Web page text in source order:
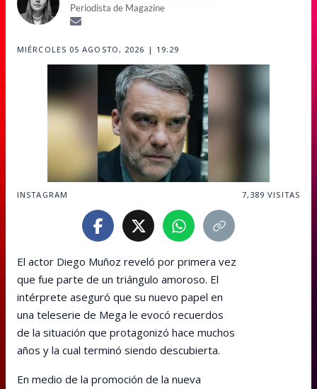
Periodista de Magazine
MIÉRCOLES 05 AGOSTO, 2026 | 19:29
INSTAGRAM 7,389 VISITAS
El actor Diego Muñoz reveló por primera vez
que fue parte de un triángulo amoroso. El
intérprete aseguró que su nuevo papel en
una teleserie de Mega le evocó recuerdos
de la situación que protagonizó hace muchos
años y la cual terminó siendo descubierta.
En medio de la promoción de la nueva